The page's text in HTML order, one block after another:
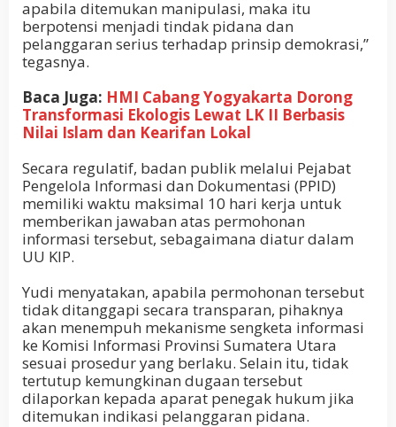
apabila ditemukan manipulasi, maka itu
berpotensi menjadi tindak pidana dan
pelanggaran serius terhadap prinsip demokrasi,”
tegasnya.
Baca Juga: HMI Cabang Yogyakarta Dorong
Transformasi Ekologis Lewat LK II Berbasis
Nilai Islam dan Kearifan Lokal
Secara regulatif, badan publik melalui Pejabat
Pengelola Informasi dan Dokumentasi (PPID)
memiliki waktu maksimal 10 hari kerja untuk
memberikan jawaban atas permohonan
informasi tersebut, sebagaimana diatur dalam
UU KIP.
Yudi menyatakan, apabila permohonan tersebut
tidak ditanggapi secara transparan, pihaknya
akan menempuh mekanisme sengketa informasi
ke Komisi Informasi Provinsi Sumatera Utara
sesuai prosedur yang berlaku. Selain itu, tidak
tertutup kemungkinan dugaan tersebut
dilaporkan kepada aparat penegak hukum jika
ditemukan indikasi pelanggaran pidana.